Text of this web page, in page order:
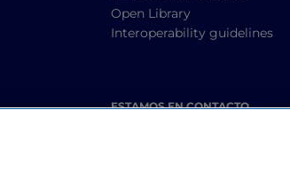
Open Library
Interoperability guidelines
ESTAMOS EN CONTACTO